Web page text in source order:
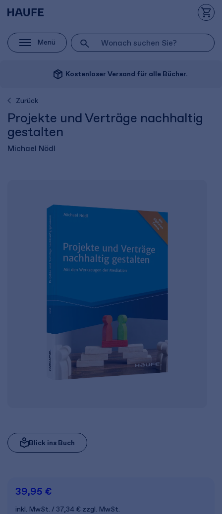
Menü
package_2 Kostenloser Versand für alle Bücher.
Zurück
Projekte und Verträge nachhaltig
gestalten
Michael Nödl
Blick ins Buch
39,95 €
inkl. MwSt. 37,34 € zzgl. MwSt.